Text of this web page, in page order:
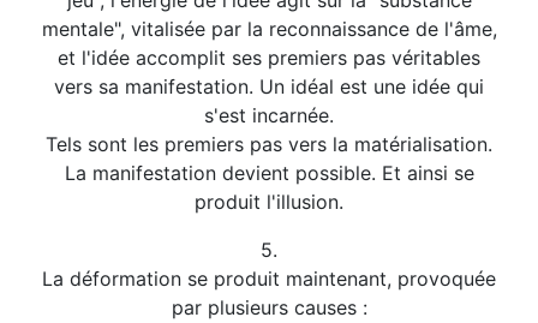
mentale", vitalisée par la reconnaissance de l'âme,
et l'idée accomplit ses premiers pas véritables
vers sa manifestation. Un idéal est une idée qui
s'est incarnée.
Tels sont les premiers pas vers la matérialisation.
La manifestation devient possible. Et ainsi se
produit l'illusion.
5.
La déformation se produit maintenant, provoquée
par plusieurs causes :